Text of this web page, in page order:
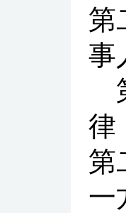
第
事
律
第
一